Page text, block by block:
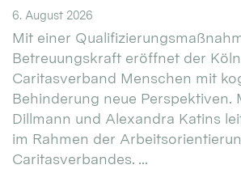
6. August 2026
Mit einer
Betreuungskraft eröffnet der
Caritasverband Menschen mit
Behinderung neue Perspektiven.
Dillmann und Alexandra Katins
im Rahmen der
Caritasverbandes. ...